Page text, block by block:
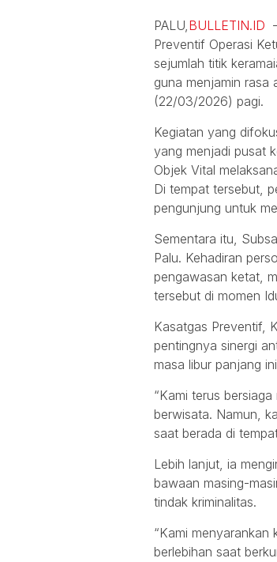
PALU,BULLETIN.ID
Preventif Operasi
sejumlah titik
guna menjamin rasa
(22/03/2026) pagi.
Kegiatan yang
yang menjadi pusat
Objek Vital
Di tempat tersebut,
pengunjung untuk
Sementara itu,
Palu. Kehadiran
pengawasan ketat,
tersebut di momen
Kasatgas Preventif,
pentingnya sinergi
masa libur panjang
“Kami terus
berwisata. Namun,
saat berada di
Lebih lanjut, ia
bawaan masing-
tindak kriminalitas.
“Kami menyarankan
berlebihan saat